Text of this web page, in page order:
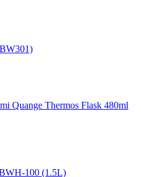
Quange Thermos Flask 480ml
100 (1.5L)